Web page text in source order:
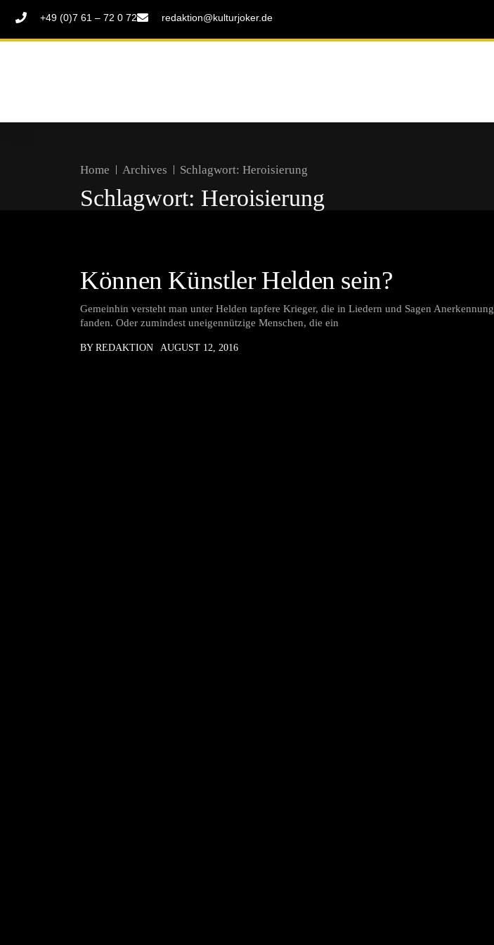
+49 (0)7 61 – 72 0 72 redaktion@kulturjoker.de
Home Archives Schlagwort: Heroisierung
Schlagwort: Heroisierung
Können Künstler Helden sein?
Gemeinhin versteht man unter Helden tapfere Krieger, die in Liedern und Sagen Anerkennung
fanden. Oder zumindest uneigennützige Menschen, die ein
BY REDAKTION AUGUST 12, 2016